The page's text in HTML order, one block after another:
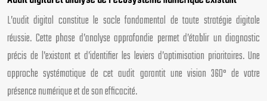
L’audit digital constitue le socle fondamental de toute stratégie digitale
réussie. Cette phase d’analyse approfondie permet d’établir un diagnostic
précis de l’existant et d’identifier les leviers d’optimisation prioritaires. Une
approche systématique de cet audit garantit une vision 360° de votre
présence numérique et de son efficacité.